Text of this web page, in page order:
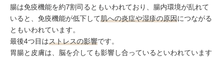
腸は免疫機能を約7割司るともいわれており、腸内環境が乱れて
いると、免疫機能が低下して肌への炎症や湿疹の原因につながる
ともいわれています。
最後4つ目はストレスの影響です。
胃腸と皮膚は、脳を介しても影響し合っているといわれています